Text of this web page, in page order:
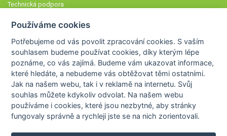
Technická podpora
Členové STOBklubu
Zásady nakládání s osobními údaji
Otestujte se
Spočítejte si
Výzva 52
Používáme cookies
Potřebujeme od vás povolit zpracování cookies. S vaším
souhlasem budeme používat cookies, díky kterým lépe
poznáme,co vás zajímá. Budeme vám ukazovat informace,
které hledáte, a nebudeme vás obtěžovat těmi ostatními.
Jak na našem webu, tak i v reklamě na internetu. Svůj
souhlas můžete kdykoliv odvolat. Na našem webu
používáme i cookies, které jsou nezbytné, aby stránky
fungovaly správně a rychleji jste se na nich zorientovali.